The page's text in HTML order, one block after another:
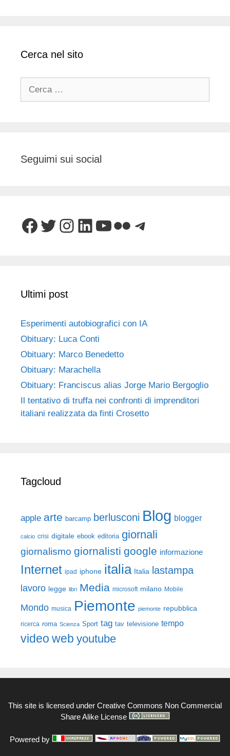
Cerca nel sito
Seguimi sui social
Facebook
Twitter
Instagram
LinkedIn
YouTube
FlickrTelegram
Ultimi post
Esperimenti autobiografici con IA
Obituary: Luca Conti
Obituary: Marco Benedetto
Obituary: Marachella
Obituary: Franciscus alias Jorge Mario Bergoglio
Il tentativo di truffa nei confronti di imprenditori
italiani realizzata da finti Crosetto
Tagcloud
apple arte barcamp berlusconi Blog blogger
calcio crisi digitale ebook editoria giornali
giornalismo giornalisti google informazione
Internet ipad iphone italia Italia lastampa
lavoro legge libri Media microsoft milano Mobile
Mondo musica Piemonte piemonte repubblica
ricerca roma Scienza Sport tag tav televisione tempo
video web youtube
This site is licensed under Creative Commons Non Commercial
Share Alike License
Powered by